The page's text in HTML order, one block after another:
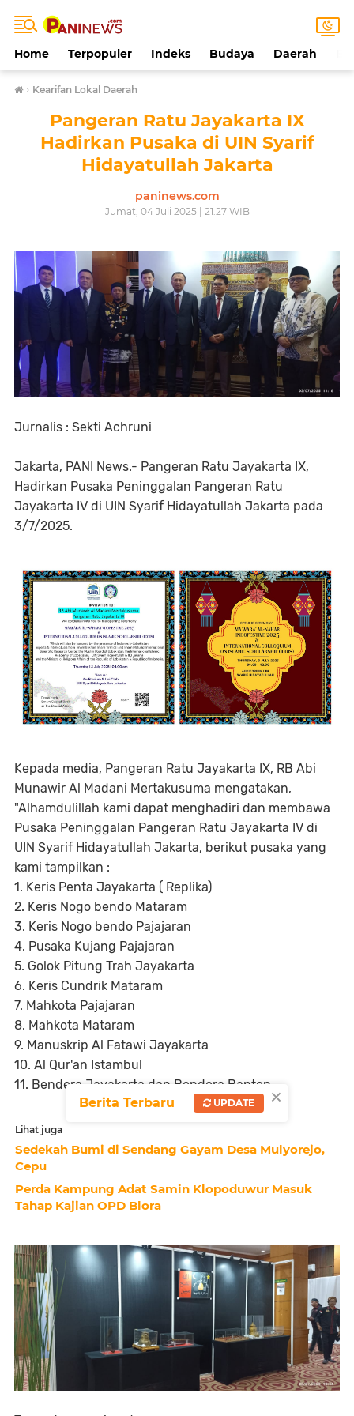
Home Terpopuler Indeks Budaya Daerah
› Kearifan Lokal Daerah
Pangeran Ratu Jayakarta IX
Hadirkan Pusaka di UIN Syarif
Hidayatullah Jakarta
paninews.com
Jumat, 04 Juli 2025 | 21.27 WIB
Jurnalis : Sekti Achruni
Jakarta, PANI News.- Pangeran Ratu Jayakarta IX,
Hadirkan Pusaka Peninggalan Pangeran Ratu
Jayakarta IV di UIN Syarif Hidayatullah Jakarta pada
3/7/2025.
Kepada media, Pangeran Ratu Jayakarta IX, RB Abi
Munawir Al Madani Mertakusuma mengatakan,
"Alhamdulillah kami dapat menghadiri dan membawa
Pusaka Peninggalan Pangeran Ratu Jayakarta IV di
UIN Syarif Hidayatullah Jakarta, berikut pusaka yang
kami tampilkan :
1. Keris Penta Jayakarta ( Replika)
2. Keris Nogo bendo Mataram
3. Keris Nogo bendo Pajajaran
4. Pusaka Kujang Pajajaran
5. Golok Pitung Trah Jayakarta
6. Keris Cundrik Mataram
7. Mahkota Pajajaran
8. Mahkota Mataram
9. Manuskrip Al Fatawi Jayakarta
10. Al Qur'an Istambul
11. Bendera Jayakarta dan Bendera Banten.
Lihat juga
Sedekah Bumi di Sendang Gayam Desa Mulyorejo,
Cepu
Perda Kampung Adat Samin Klopoduwur Masuk
Tahap Kajian OPD Blora
×
Berita Terbaru UPDATE